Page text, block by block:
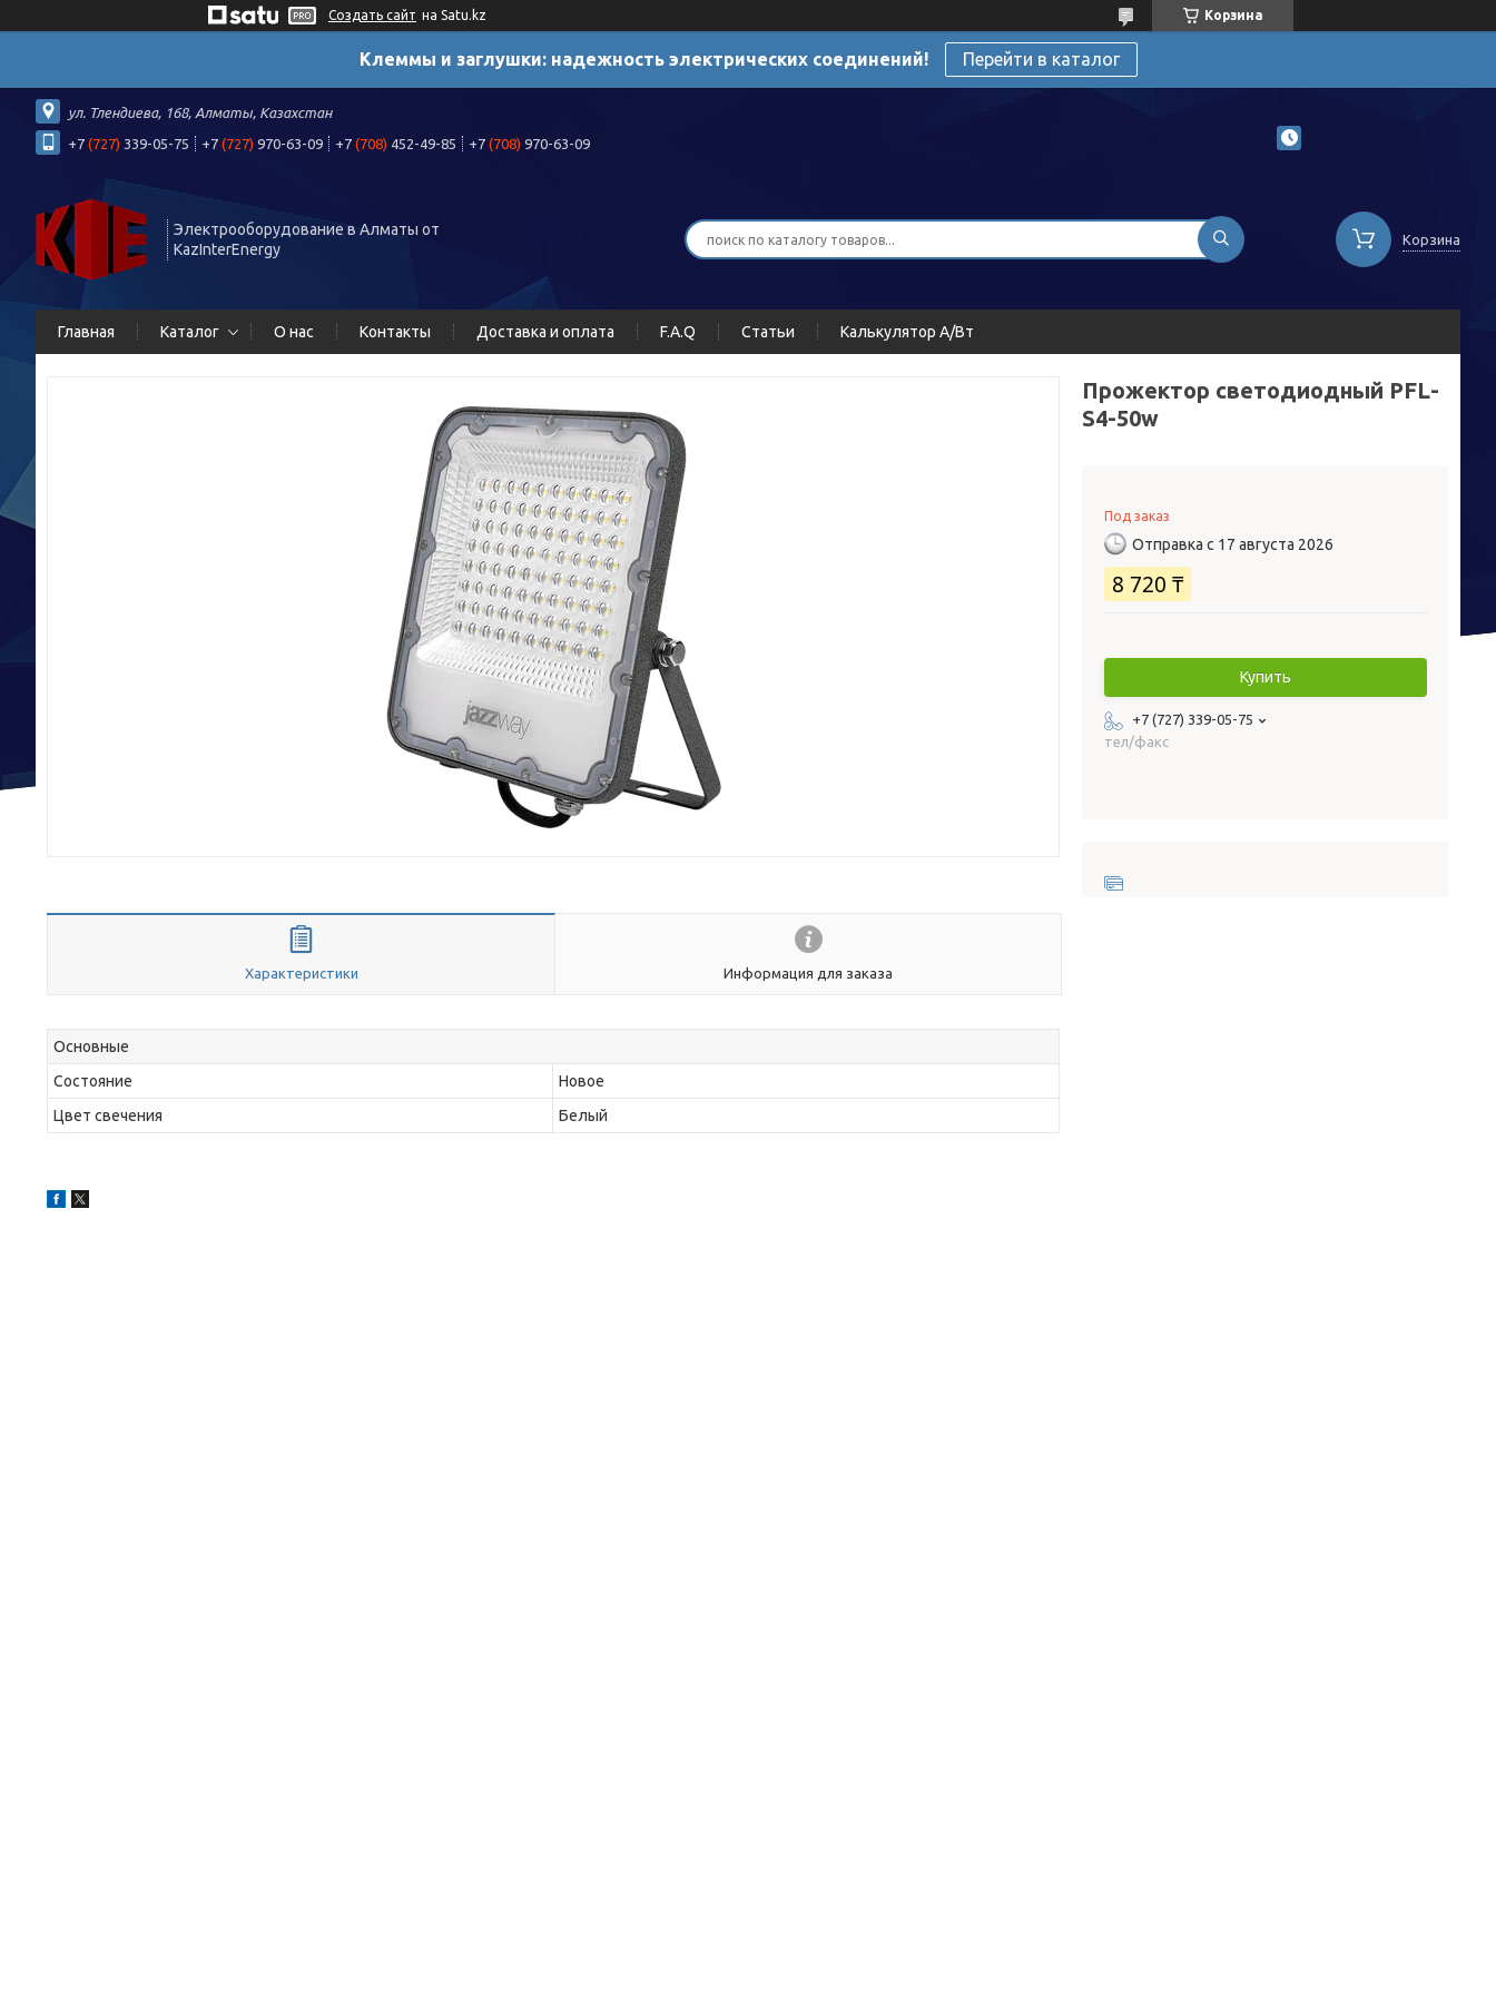
Создать сайт на Satu.kz Корзина
Клеммы и заглушки: надежность электрических соединений! Перейти в каталог
ул. Тлендиева, 168, Алматы, Казахстан
+7 (727) 339-05-75 +7 (727) 970-63-09 +7 (708) 452-49-85 +7 (708) 970-63-09
Электрооборудование в Алматы от
KazInterEnergy
Корзина
Главная Каталог О нас Контакты Доставка и оплата F.A.Q Статьи Калькулятор А/Вт
Характеристики Информация для заказа
Основные
Состояние
Новое
Цвет свечения
Белый
Прожектор светодиодный PFL-
S4-50w
Под заказ
Отправка с 17 августа 2026
8 720 ₸
Купить
+7 (727) 339-05-75
тел/факс